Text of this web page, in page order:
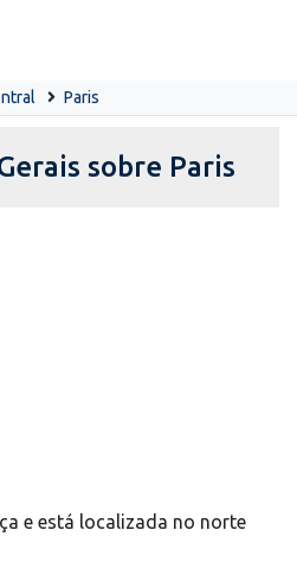
Paris
sobre Paris
e está localizada no norte